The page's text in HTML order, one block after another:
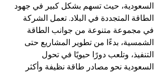
السعودية، حيث تسهم بشكل كبير في جهود
الطاقة المتجددة في البلاد. تعمل الشركة
في مجموعة متنوعة من جوانب الطاقة
الشمسية، بدءًا من تطوير المشاريع حتى
التنفيذ، وتلعب دورًا حيويًا في تحول
السعودية نحو مصادر طاقة نظيفة وأكثر